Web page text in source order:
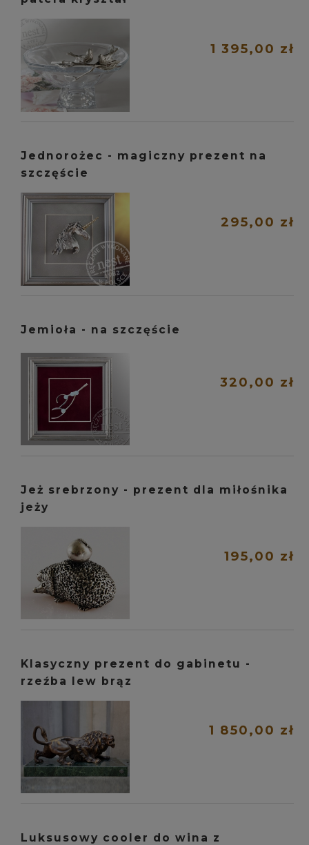
1 395,00 zł
Jednorożec - magiczny prezent na
szczęście
295,00 zł
Jemioła - na szczęście
320,00 zł
Jeż srebrzony - prezent dla miłośnika
jeży
195,00 zł
Klasyczny prezent do gabinetu -
rzeźba lew brąz
1 850,00 zł
Luksusowy cooler do wina z